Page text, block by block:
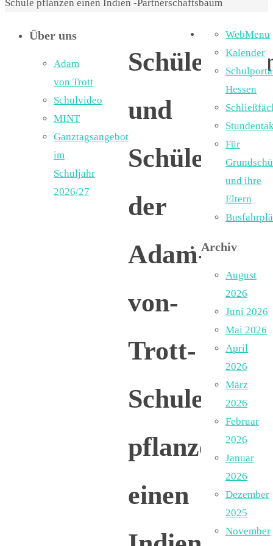
Schule pflanzen einen Indien -Partnerschaftsbaum
und
Schüler
der
Adam-
von-
Trott-
Schule
pflanzen
einen
Über uns
Adam
von Trott
Schulvideo
MINT
Ganztagsangebot
im
Schuljahr
2026/27
WebMenu
Kalender
Hessen
Für
und ihre
Eltern
Archiv
August
2026
Juni 2026
Mai 2026
April
2026
März
2026
Februar
2026
Januar
2026
Dezember
2025
November